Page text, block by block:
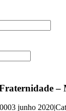
–
03 junho 2020|